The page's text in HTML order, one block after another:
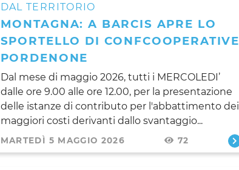
DAL TERRITORIO
MONTAGNA: A BARCIS APRE LO
SPORTELLO DI CONFCOOPERATIVE
PORDENONE
Dal mese di maggio 2026, tutti i MERCOLEDI’
dalle ore 9.00 alle ore 12.00, per la presentazione
delle istanze di contributo per l'abbattimento dei
maggiori costi derivanti dallo svantaggio...
MARTEDÌ 5 MAGGIO 2026 72